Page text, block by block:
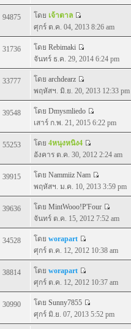
94875 โดย เจ้าตาล
ศุกร์ ต.ค. 04, 2013 8:26 am
31736 โดย Rebimaki
จันทร์ ธ.ค. 29, 2014 6:24 pm
33777 โดย archdearz
พฤหัสฯ. มิ.ย. 20, 2013 12:33 pm
39548 โดย Dmysmliedo
เสาร์ ก.พ. 21, 2015 6:22 pm
55253 โดย 4หนุงหนิง4
อังคาร ต.ค. 30, 2012 2:24 am
39915 โดย Nammiiz Nam
พฤหัสฯ. ม.ค. 10, 2013 3:59 pm
39636 โดย MintWooo!P'Four
จันทร์ ต.ค. 15, 2012 7:52 am
34528 โดย worapart
ศุกร์ ต.ค. 12, 2012 10:38 am
38814 โดย worapart
ศุกร์ ต.ค. 12, 2012 10:37 am
30990 โดย Sunny7855
ศุกร์ มิ.ย. 07, 2013 5:52 pm